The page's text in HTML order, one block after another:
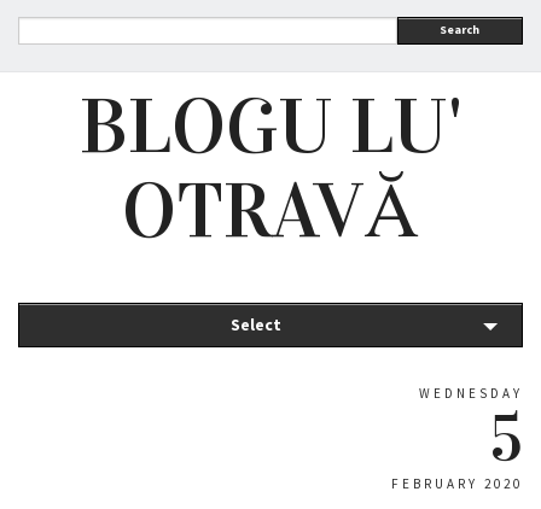
Search
BLOGU LU'
OTRAVĂ
Select
WEDNESDAY
5
FEBRUARY 2020